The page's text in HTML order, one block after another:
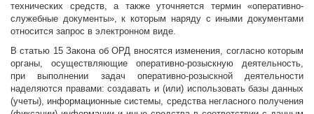
технических средств, а также уточняется термин «оперативно-
служебные документы», к которым наряду с иными документами
относится запрос в электронном виде.
В статью 15 Закона об ОРД вносятся изменения, согласно которым
органы, осуществляющие оперативно-розыскную деятельность,
при выполнении задач оперативно-розыскной деятельности
наделяются правами: создавать и (или) использовать базы данных
(учеты), информационные системы, средства негласного получения